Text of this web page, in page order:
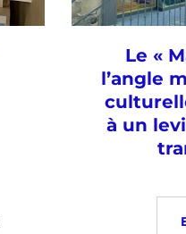
Le «
l’angle
à un